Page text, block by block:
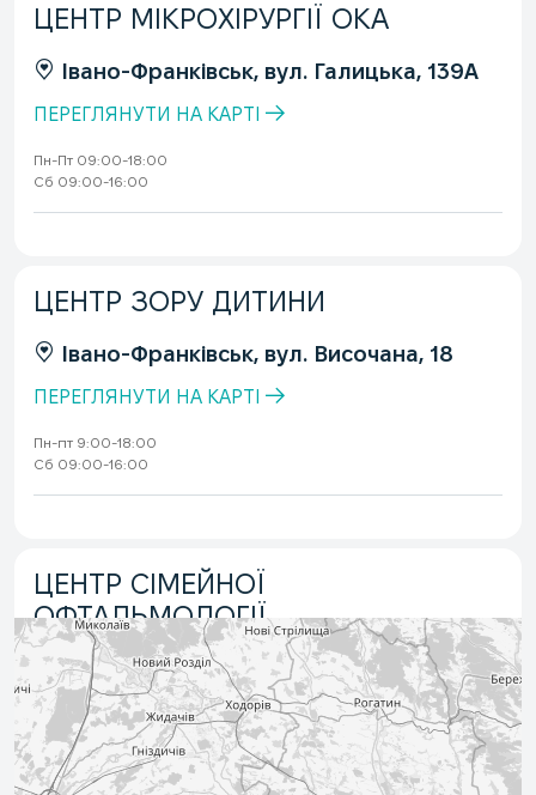
ЦЕНТР МІКРОХІРУРГІЇ ОКА
Івано-Франківськ, вул. Галицька, 139А
ПЕРЕГЛЯНУТИ НА КАРТІ
Пн-Пт 09:00-18:00
Сб 09:00-16:00
ЦЕНТР ЗОРУ ДИТИНИ
Івано-Франківськ, вул. Височана, 18
ПЕРЕГЛЯНУТИ НА КАРТІ
Пн-пт 9:00-18:00
Сб 09:00-16:00
ЦЕНТР СІМЕЙНОЇ
ОФТАЛЬМОЛОГІЇ
Івано-Франківськ, вул. Вовчинецька,
227
ПЕРЕГЛЯНУТИ НА КАРТІ
Пн-пт 10:00-18:00